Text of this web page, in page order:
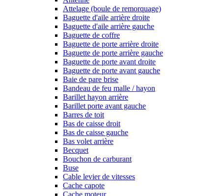
Attelage (boule de remorquage)
Baguette d'aile arrière droite
Baguette d'aile arrière gauche
Baguette de coffre
Baguette de porte arrière droite
Baguette de porte arrière gauche
Baguette de porte avant droite
Baguette de porte avant gauche
Baie de pare brise
Bandeau de feu malle / hayon
Barillet hayon arrière
Barillet porte avant gauche
Barres de toit
Bas de caisse droit
Bas de caisse gauche
Bas volet arrière
Becquet
Bouchon de carburant
Buse
Cable levier de vitesses
Cache capote
Cache moteur